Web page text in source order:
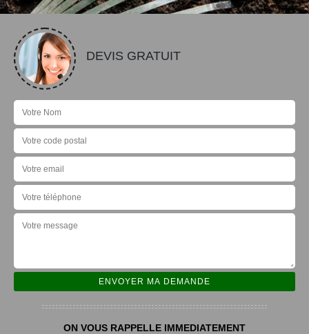
DEVIS GRATUIT
ON VOUS RAPPELLE IMMEDIATEMENT